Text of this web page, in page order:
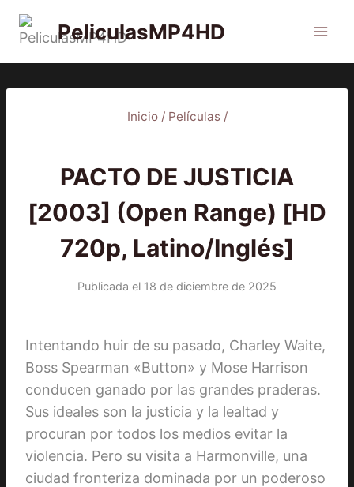
PeliculasMP4HD
Inicio / Películas /
PACTO DE JUSTICIA
[2003] (Open Range) [HD
720p, Latino/Inglés]
Publicada el 18 de diciembre de 2025
Intentando huir de su pasado, Charley Waite,
Boss Spearman «Button» y Mose Harrison
conducen ganado por las grandes praderas.
Sus ideales son la justicia y la lealtad y
procuran por todos los medios evitar la
violencia. Pero su visita a Harmonville, una
ciudad fronteriza dominada por un poderoso